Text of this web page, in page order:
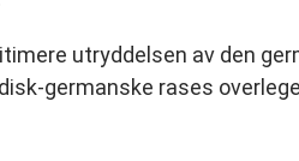
utryddelsen av den
germanske rases